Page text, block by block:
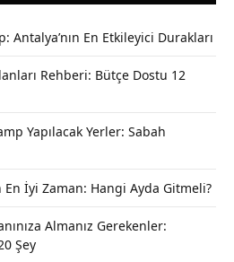
Antalya’nın En Etkileyici Durakları
Rehberi: Bütçe Dostu 12
Yapılacak Yerler: Sabah
En İyi Zaman: Hangi Ayda Gitmeli?
Almanız Gerekenler:
Şey